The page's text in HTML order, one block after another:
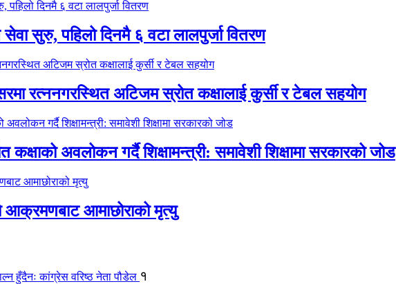
सुरु, पहिलो दिनमै ६ वटा लालपुर्जा वितरण
रत्ननगरस्थित अटिजम स्रोत कक्षालाई कुर्सी र टेबल सहयोग
अवलोकन गर्दै शिक्षामन्त्री: समावेशी शिक्षामा सरकारको जोड
आक्रमणबाट आमाछोराको मृत्यु
१